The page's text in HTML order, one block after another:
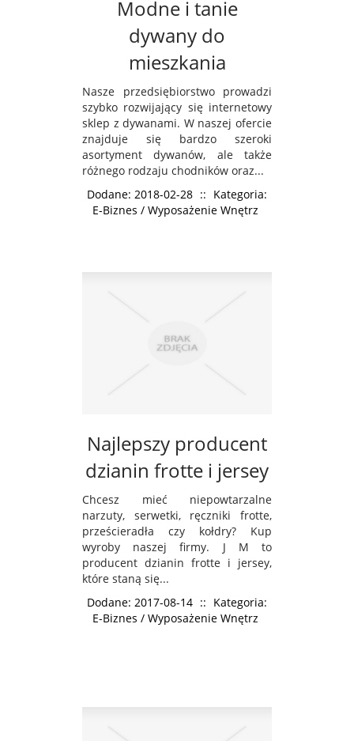
Modne i tanie
dywany do
mieszkania
Nasze przedsiębiorstwo prowadzi
szybko rozwijający się internetowy
sklep z dywanami. W naszej ofercie
znajduje się bardzo szeroki
asortyment dywanów, ale także
różnego rodzaju chodników oraz...
Dodane: 2018-02-28 :: Kategoria:
E-Biznes / Wyposażenie Wnętrz
Najlepszy producent
dzianin frotte i jersey
Chcesz mieć niepowtarzalne
narzuty, serwetki, ręczniki frotte,
prześcieradła czy kołdry? Kup
wyroby naszej firmy. J M to
producent dzianin frotte i jersey,
które staną się...
Dodane: 2017-08-14 :: Kategoria:
E-Biznes / Wyposażenie Wnętrz